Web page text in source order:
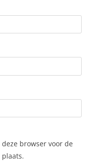
browser voor de